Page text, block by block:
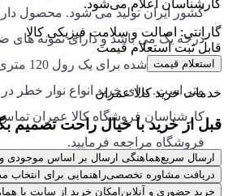
کشور ایران تولید می شود. محصول
درجه یک می باشد و دارای نمونه
متر است. برای خرید انواع نوار خطر
کارشناسان فروشگاه کالا عمران تماس
فروشگاه مراجعه فرمایید.
نمایندگی موانع ایمنی در تهران
کارشناسان اعلام می‌شود.
گارانتی: اصالت و سلامت فیزیکی کالا
قابل ثبت استعلام قیمت
استعلام قیمت
خدمات خرید کالا عمران
قبل از خرید با خیال راحت تصمیم
ارسال سریعهماهنگی ارسال بر اساس موجودی
دریافت مشاوره تخصصیراهنمایی برای انتخاب
خرید حضوری و آنلاین امکان خرید از سایت یا